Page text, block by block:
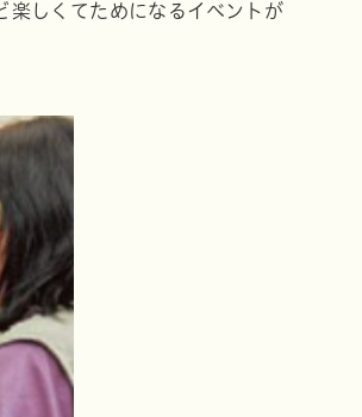
楽しくてためになるイベントが